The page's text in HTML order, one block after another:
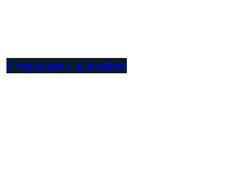
Employee Education